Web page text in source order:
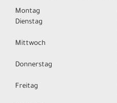
Montag
Dienstag
Mittwoch
Donnerstag
Freitag